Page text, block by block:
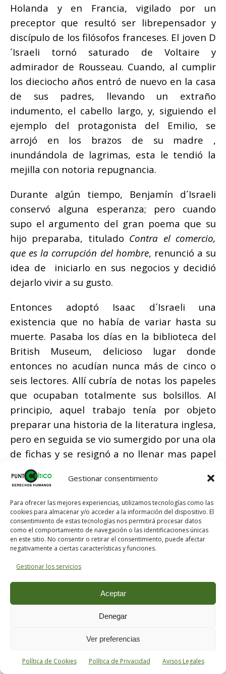
Gestionar consentimiento
Para ofrecer las mejores experiencias, utilizamos tecnologías como las
cookies para almacenar y/o acceder a la información del dispositivo. El
consentimiento de estas tecnologías nos permitirá procesar datos
como el comportamiento de navegación o las identificaciones únicas
en este sitio. No consentir o retirar el consentimiento, puede afectar
negativamente a ciertas características y funciones.
Gestionar los servicios
Aceptar
Denegar
Ver preferencias
Política de Cookies Política de Privacidad Avisos Legales
Holanda y en Francia, vigilado por un
preceptor que resultó ser librepensador y
discípulo de los filósofos franceses. El joven D
´Israeli tornó saturado de Voltaire y
admirador de Rousseau. Cuando, al cumplir
los dieciocho años entró de nuevo en la casa
de sus padres, llevando un extraño
indumento, el cabello largo, y, siguiendo el
ejemplo del protagonista del Emilio, se
arrojó en los brazos de su madre ,
inundándola de lagrimas, esta le tendió la
mejilla con notoria repugnancia.
Durante algún tiempo, Benjamín d´Israeli
conservó alguna esperanza; pero cuando
supo el argumento del gran poema que su
hijo preparaba, titulado Contra el comercio,
que es la corrupción del hombre, renunció a su
idea de iniciarlo en sus negocios y decidió
dejarlo vivir a su gusto.
Entonces adoptó Isaac d´Israeli una
existencia que no había de variar hasta su
muerte. Pasaba los días en la biblioteca del
British Museum, delicioso lugar donde
entonces no acudían nunca más de cinco o
seis lectores. Allí cubría de notas los papeles
que ocupaban totalmente sus bolsillos. Al
principio, aquel trabajo tenía por objeto
preparar una historia de la literatura inglesa,
pero en seguida se vio sumergido por una ola
de fichas y se resignó a no llenar mas papel
que el humilde, pero divertido, de
compilador. Publicó, con el titulo de
Curiosidades de la literatura
, un tomo de
anécdotas, que conoció un gran éxito, y
decidió de su suerte en la carrera de las
letras. A los treinta y cinco años se casó con
una mujer dulce, ingenua, que pertenecía,
como él, a una familia, judeoitaliana. Solo
deseaba amarla fielmente, con tal que lo
despreocupase de todas las faenas
domesticas y le permitiese dedicar su vida a
condiciones convinieron a la mujer que él
eligió, y ya, a partir de entonces, la vida de